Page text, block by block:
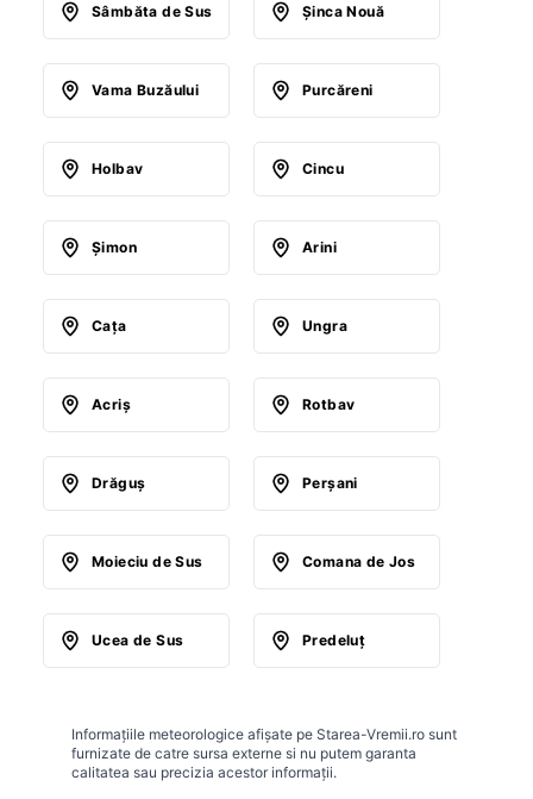
Sâmbăta de Sus Şinca Nouă
Vama Buzăului Purcăreni
Holbav Cincu
Şimon Arini
Caţa Ungra
Acriş Rotbav
Drăguş Perşani
Moieciu de Sus Comana de Jos
Ucea de Sus Predeluţ
Informațiile meteorologice afișate pe Starea-Vremii.ro sunt
furnizate de catre sursa externe si nu putem garanta
calitatea sau precizia acestor informații.